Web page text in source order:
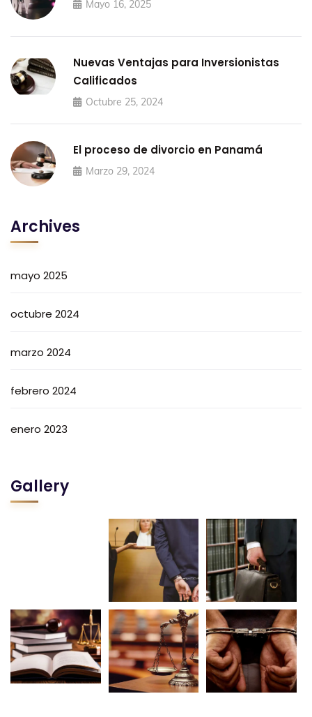
Mayo 16, 2025
Nuevas Ventajas para Inversionistas
Calificados
Octubre 25, 2024
El proceso de divorcio en Panamá
Marzo 29, 2024
Archives
mayo 2025
octubre 2024
marzo 2024
febrero 2024
enero 2023
Gallery